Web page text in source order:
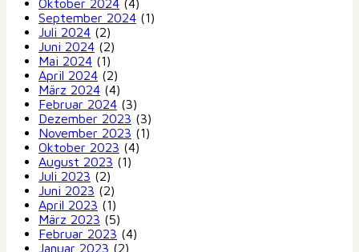
Oktober 2024 (4)
September 2024 (1)
Juli 2024 (2)
Juni 2024 (2)
Mai 2024 (1)
April 2024 (2)
März 2024 (4)
Februar 2024 (3)
Dezember 2023 (3)
November 2023 (1)
Oktober 2023 (4)
August 2023 (1)
Juli 2023 (2)
Juni 2023 (2)
April 2023 (1)
März 2023 (5)
Februar 2023 (4)
Januar 2023 (2)